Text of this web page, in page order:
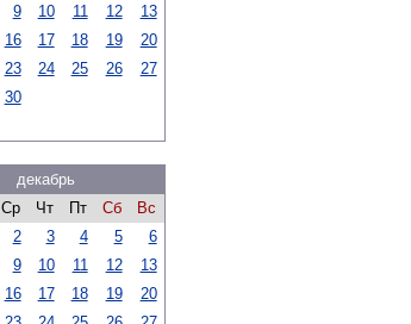
9 10 11 12
13
16 17 18 19
20
23 24 25 26
27
30
декабрь
Ср Чт Пт Сб
Вс
2 3 4 5
6
9 10 11 12
13
16 17 18 19
20